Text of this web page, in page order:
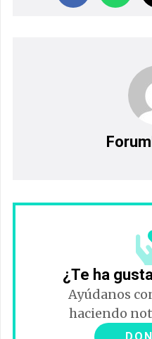
¿Te ha
Ayúdanos
haciendo